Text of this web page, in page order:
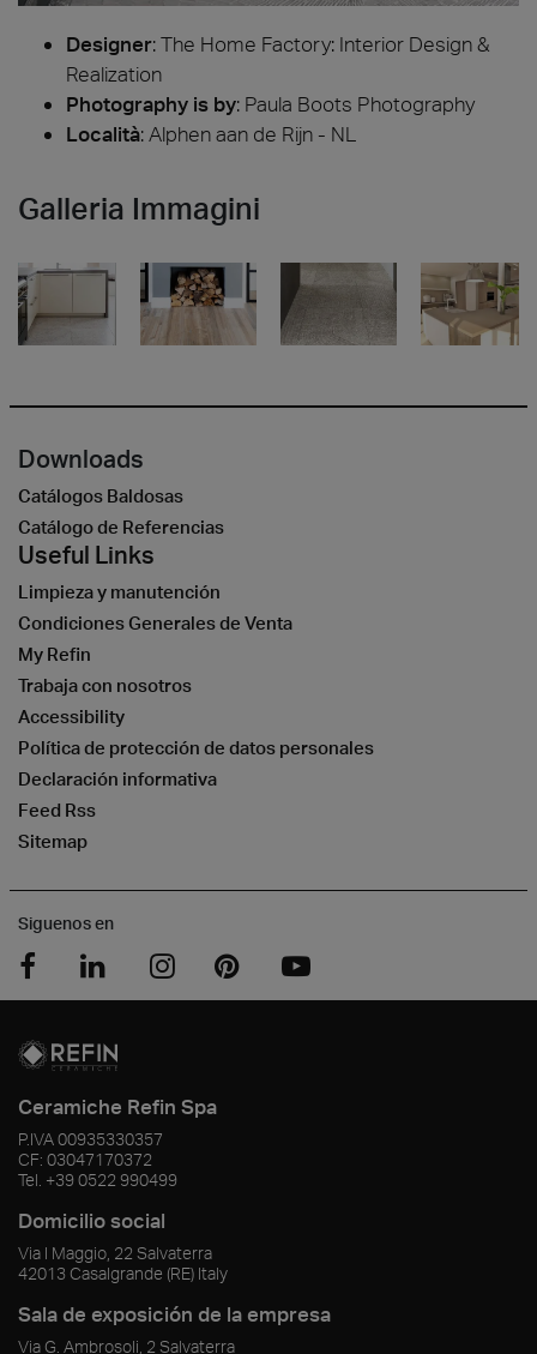
Designer:The Home Factory: Interior Design &
Realization
Photography is by: Paula Boots Photography
Località: Alphen aan de Rijn - NL
Galleria Immagini
Downloads
Catálogos Baldosas
Catálogo de Referencias
Useful Links
Limpieza y manutención
Condiciones Generales de Venta
My Refin
Trabaja con nosotros
Accessibility
Política de protección de datos personales
Declaración informativa
Feed Rss
Sitemap
Siguenos en
Ceramiche Refin Spa
P.IVA00935330357
CF: 03047170372
Tel. +39 0522 990499
Domicilio social
Via I Maggio, 22 Salvaterra
42013 Casalgrande (RE) Italy
Sala de exposición de la empresa
Via G. Ambrosoli, 2 Salvaterra